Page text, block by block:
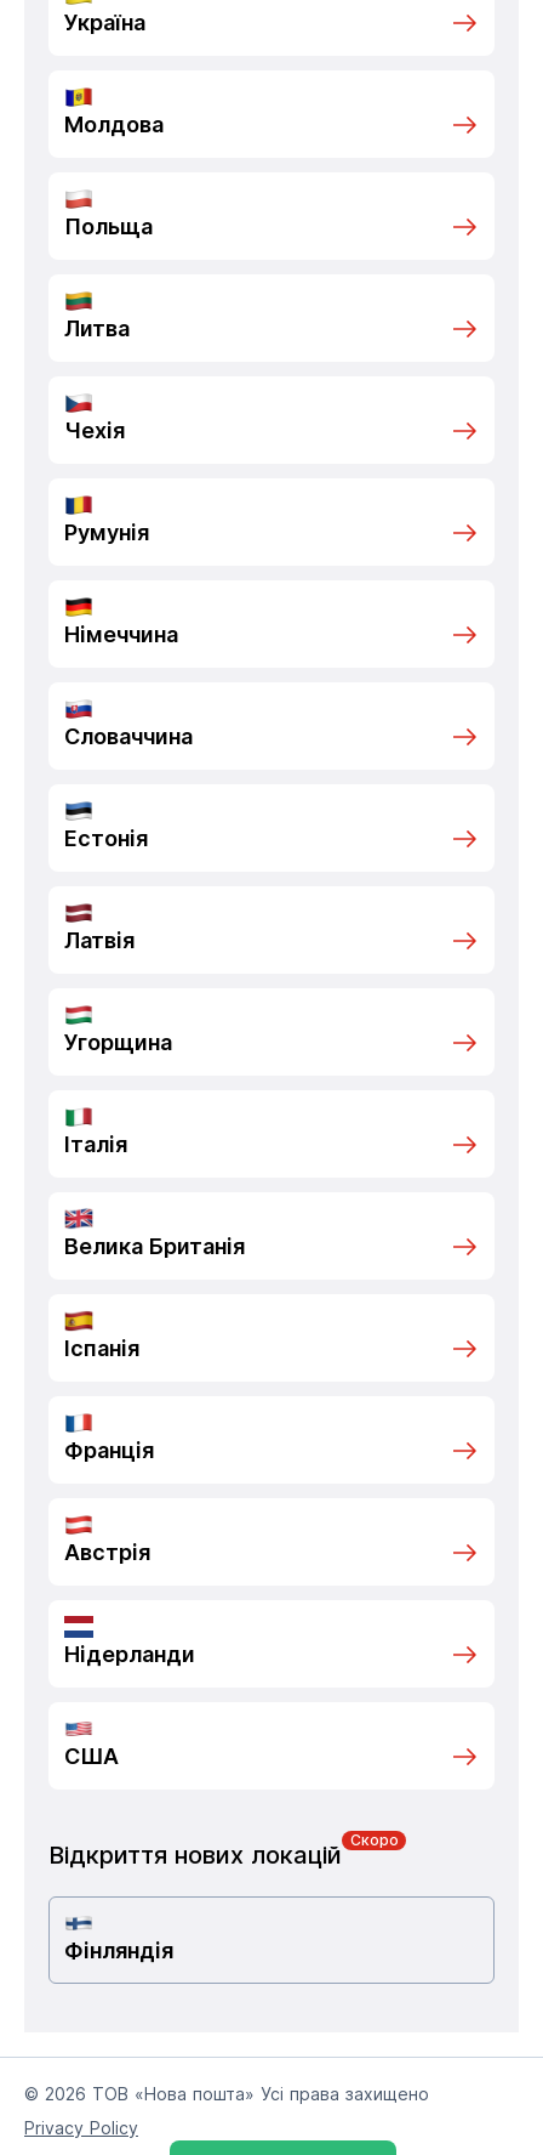
Україна
Молдова
Польща
Литва
Чехія
Румунія
Німеччина
Словаччина
Естонія
Латвія
Угорщина
Італія
Велика Британія
Іспанія
Франція
Австрія
Нідерланди
США
Відкриття нових локацій
Скоро
Фінляндія
© 2026 ТОВ «Нова пошта» Усі права захищено
Privacy Policy